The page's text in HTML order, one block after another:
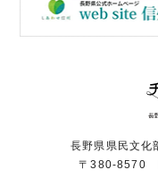
長野県県民文化
〒380-8570